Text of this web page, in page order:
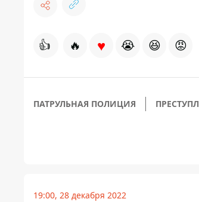
👍 🔥 ♥ 😭 😆 😡
ПАТРУЛЬНАЯ ПОЛИЦИЯ
19:00, 28 декабря 2022